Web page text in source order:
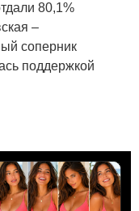
80,1%
–
соперник
поддержкой